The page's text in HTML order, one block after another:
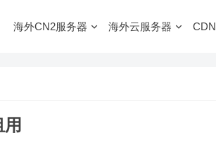
海外CN2服务器 海外云服务器 CDN